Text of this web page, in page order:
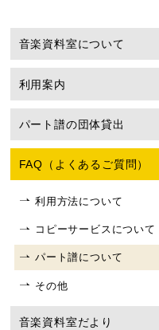
音楽資料室について
利用案内
パート譜の団体貸出
FAQ（よくあるご質問）
利用方法について
コピーサービスについて
パート譜について
その他
音楽資料室だより